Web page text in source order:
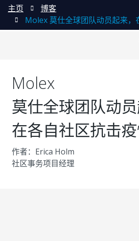
主页
博客
Molex 莫仕全球团队动员起来，
Molex
莫仕全球团队动员
在各自社区抗击
作者：Erica Holm
社区事务项目经理